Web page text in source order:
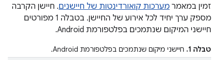
זמין במאמר מערכות קואורדינטות של חיישנים. חיישן הקרבה
מספק ערך יחיד לכל אירוע של החיישן. בטבלה 1 מפורטים
חיישני המיקום שנתמכים בפלטפורמת Android.
טבלה 1. חיישני מיקום שנתמכים בפלטפורמת Android.